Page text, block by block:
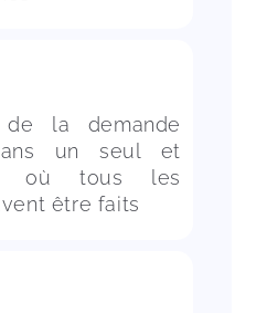
la demande
un seul et
où tous les